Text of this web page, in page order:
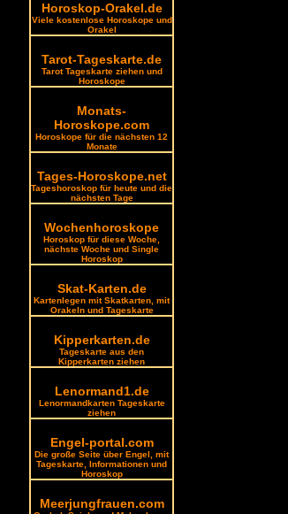
Horoskop-Orakel.de
Viele kostenlose Horoskope und
Orakel
Tarot-Tageskarte.de
Tarot Tageskarte ziehen und
Horoskope
Monats-
Horoskope.com
Horoskope für die nächsten 12
Monate
Tages-Horoskope.net
Tageshoroskop für heute und die
nächsten Tage
Wochenhoroskope
Horoskop für diese Woche,
nächste Woche und Single
Horoskop
Skat-Karten.de
Kartenlegen mit Skatkarten, mit
Orakeln und Tageskarte
Kipperkarten.de
Tageskarte aus den
Kipperkarten ziehen
Lenormand1.de
Lenormandkarten Tageskarte
ziehen
Engel-portal.com
Die große Seite über Engel, mit
Tageskarte, Informationen und
Horoskop
Meerjungfrauen.com